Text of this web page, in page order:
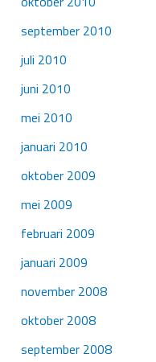
september 2010
juli 2010
juni 2010
mei 2010
januari 2010
oktober 2009
mei 2009
februari 2009
januari 2009
november 2008
oktober 2008
september 2008